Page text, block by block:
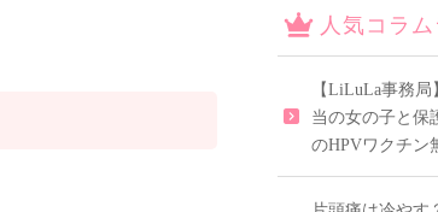
人気コラ
【LiLuLa事務局
当の女の子と保
のHPVワクチン